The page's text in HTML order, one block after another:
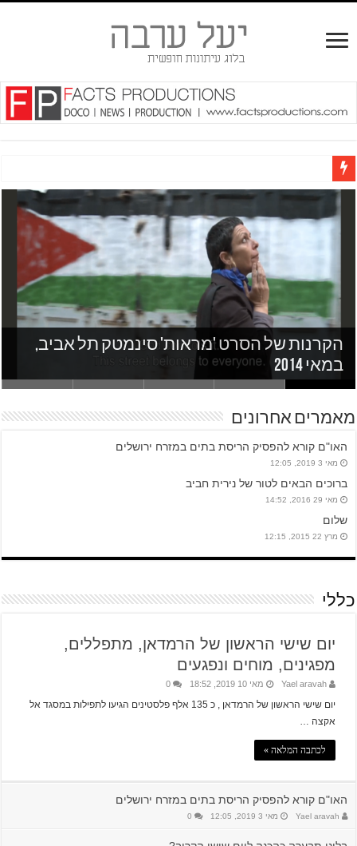
"המדינה היא מכשיר של שליטה מעמדית, מכשיר של דיכוי מעמד אחד בידי זולתו; מטרתה היא
במאי 2014
יומן הערוץ הראשון – 31/1 – תחת שלטון זר – איתי
ושומרון להצעות קרי
מראות
אחרונות
ראיון אצל גיא זהר – מראות
מאמרים אחרונים
האו"ם קורא להפסיק הריסת בתים במזרח ירושלים
מאי 3 2019, 12:05
ברוכים הבאים לטור של נירית חביב
מאי 29 2016, 14:52
שלום
מרץ 22 2015, 12:15
כללי
יום שישי הראשון של הרמדאן, מתפללים,
מפגינים, מוחים ונפגעים
Yael aravah מאי 10 2019, 18:52 0
יום שישי הראשון של הרמדאן , כ 135 אלף פלסטינים הגיעו לתפילות במסגד אל
אקצה …
לכתבה המלאה »
האו"ם קורא להפסיק הריסת בתים במזרח ירושלים
Yael aravah מאי 3 2019, 12:05 0